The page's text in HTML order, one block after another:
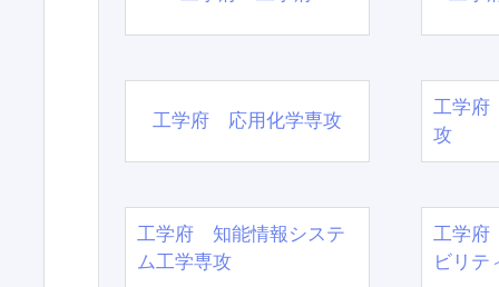
工学府 応用化学専攻
工学府
攻
工学府 知能情報システ
ム工学専攻
工学府
ビリテ